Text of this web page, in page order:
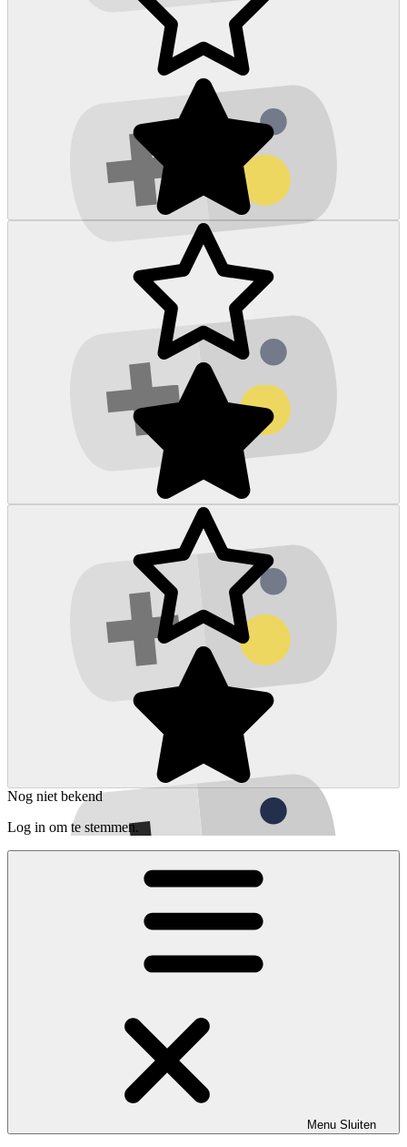
Nog niet bekend
Log in om te stemmen.
Menu Sluiten